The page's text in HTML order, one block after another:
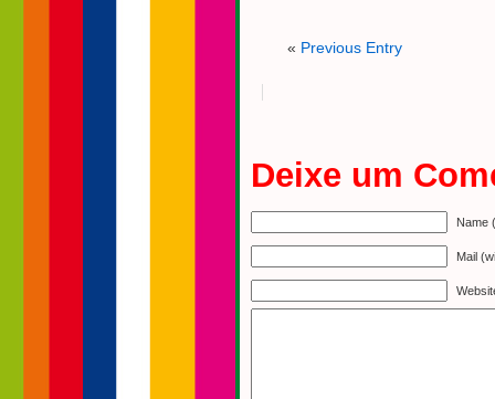
« Previous Entry
Deixe um
Name
Mail